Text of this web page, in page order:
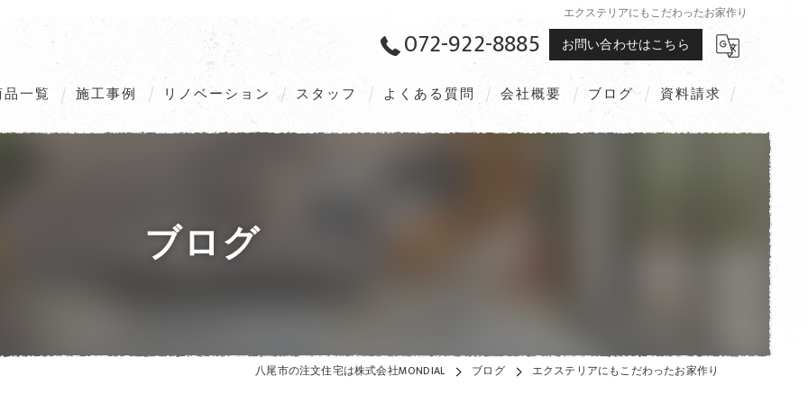
エクステリアにもこだわったお家作り
072-922-8885 お問い合わせはこちら
一覧
STYLE（Customize home）
施工事例 リノベーション スタッフ よくある質問 会社概要 ブログ 資料請求
ブログ
八尾市の注文住宅は株式会社MONDIAL ブログ エクステリアにもこだわったお家作り